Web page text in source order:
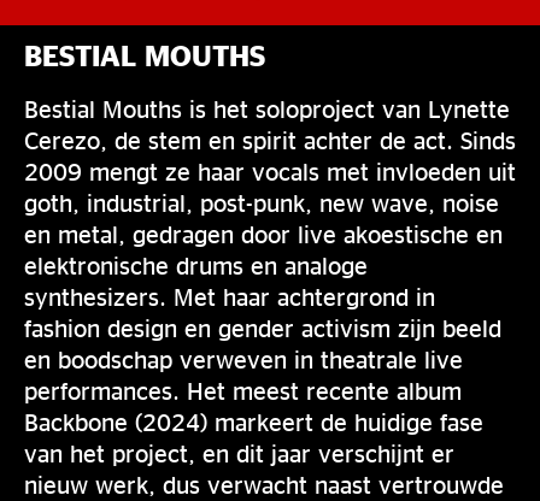
BESTIAL MOUTHS
Bestial Mouths is het soloproject van Lynette
Cerezo, de stem en spirit achter de act. Sinds
2009 mengt ze haar vocals met invloeden uit
goth, industrial, post-punk, new wave, noise
en metal, gedragen door live akoestische en
elektronische drums en analoge
synthesizers. Met haar achtergrond in
fashion design en gender activism zijn beeld
en boodschap verweven in theatrale live
performances. Het meest recente album
Backbone (2024) markeert de huidige fase
van het project, en dit jaar verschijnt er
nieuw werk, dus verwacht naast vertrouwde